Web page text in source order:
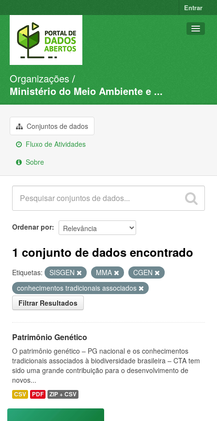
Entrar
Conjuntos de dados
Organizações
Sobre
Organizações
Ministério do Meio Ambiente e ...
Conjuntos de dados
Fluxo de Atividades
Sobre
Ordenar por
1 conjunto de dados encontrado
Etiquetas: SISGEN MMA
CGEN
conhecimentos tradicionais associados
Filtrar Resultados
Patrimônio Genético
O patrimônio genético – PG nacional e os conhecimentos
tradicionais associados à biodiversidade brasileira – CTA tem
sido uma grande contribuição para o desenvolvimento de
novos...
CSV PDF ZIP + CSV